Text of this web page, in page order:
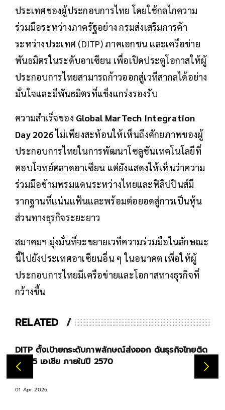
ประเทศของผู้ประกอบการไทย โดยใช้กลไกความ
ร่วมมือระหว่างภาครัฐอย่าง กรมส่งเสริมการค้า
ระหว่างประเทศ (DITP) ภาคเอกชน และเครือข่าย
พันธมิตรในระดับอาเซียน เพื่อเปิดประตูโอกาสให้ผู้
ประกอบการไทยสามารถก้าวออกสู่เวทีสากลได้อย่าง
มั่นใจและมีพันธมิตรที่แข็งแกร่งรองรับ
ความสำเร็จของ Global MarTech Integration
Day 2026ไม่เพียงสะท้อนให้เห็นถึงศักยภาพของผู้
ประกอบการไทยในการพัฒนาโซลูชันเทคโนโลยีที่
ตอบโจทย์ตลาดอาเซียน แต่ยังแสดงให้เห็นว่าความ
ร่วมมือข้ามพรมแดนระหว่างไทยและฟิลิปปินส์มี
รากฐานที่แน่นแฟ้นและพร้อมต่อยอดสู่การเป็นหุ้น
ส่วนทางธุรกิจระยะยาว
สมาคมฯ มุ่งมั่นที่จะขยายเวทีความร่วมมือในลักษณะ
นี้ไปยังประเทศอาเซียนอื่น ๆ ในอนาคต เพื่อให้ผู้
ประกอบการไทยมีเครือข่ายและโอกาสทางธุรกิจที่
กว้างขึ้น
RELATED
ทยติด
DITP จัดงาน Bangkok Rights Fair 2026 ดันไทยสู่
ศูนย์กลางคอนเทนต์อาเซียน
31 Mar 2026